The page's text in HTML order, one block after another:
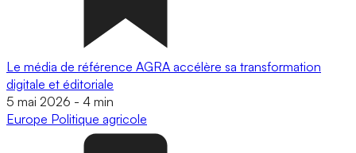
Le média de référence AGRA accélère sa transformation
digitale et éditoriale
5 mai 2026 - 4 min
Europe Politique agricole